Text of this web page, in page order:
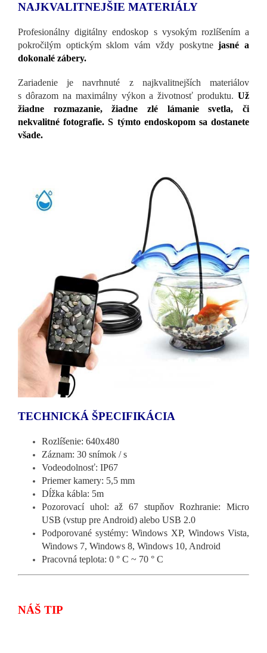
NAJKVALITNEJŠIE MATERIÁLY
Profesionálny digitálny endoskop s vysokým rozlíšením a
pokročilým optickým sklom vám vždy poskytne jasné a
dokonalé zábery.
Zariadenie je navrhnuté z najkvalitnejších materiálov
s dôrazom na maximálny výkon a životnosť produktu. Už
žiadne rozmazanie, žiadne zlé lámanie svetla, či
nekvalitné fotografie. S týmto endoskopom sa dostanete
všade.
TECHNICKÁ ŠPECIFIKÁCIA
Rozlíšenie: 640x480
Záznam: 30 snímok / s
Vodeodolnosť: IP67
Priemer kamery: 5,5 mm
Dĺžka kábla: 5m
Pozorovací uhol: až 67 stupňov Rozhranie: Micro
USB (vstup pre Android) alebo USB 2.0
Podporované systémy: Windows XP, Windows Vista,
Windows 7, Windows 8, Windows 10, Android
Pracovná teplota: 0 ° C ~ 70 ° C
NÁŠ TIP